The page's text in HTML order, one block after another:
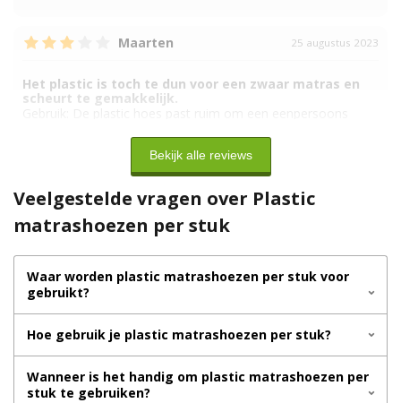
Maarten 25 augustus 2023
Het plastic is toch te dun voor een zwaar matras en
scheurt te gemakkelijk.
Bekijk alle reviews
Veelgestelde vragen over Plastic
matrashoezen per stuk
Waar worden plastic matrashoezen per stuk voor
gebruikt?
Hoe gebruik je plastic matrashoezen per stuk?
Wanneer is het handig om plastic matrashoezen per
stuk te gebruiken?